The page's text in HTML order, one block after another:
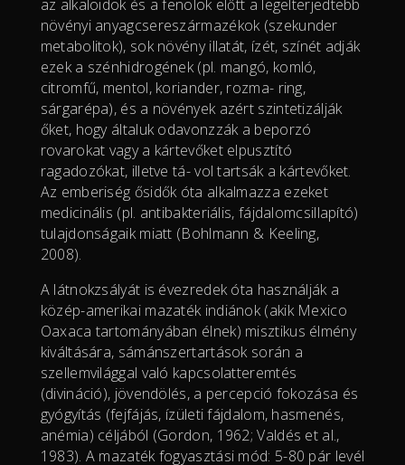
az alkaloidok és a fenolok előtt a legelterjedtebb
növényi anyagcsereszármazékok (szekunder
metabolitok), sok növény illatát, ízét, színét adják
ezek a szénhidrogének (pl. mangó, komló,
citromfű, mentol, koriander, rozma- ring,
sárgarépa), és a növények azért szintetizálják
őket, hogy általuk odavonzzák a beporzó
rovarokat vagy a kártevőket elpusztító
ragadozókat, illetve tá- vol tartsák a kártevőket.
Az emberiség ősidők óta alkalmazza ezeket
medicinális (pl. antibakteriális, fájdalomcsillapító)
tulajdonságaik miatt (Bohlmann & Keeling,
2008).
A látnokzsályát is évezredek óta használják a
közép-amerikai mazaték indiánok (akik Mexico
Oaxaca tartományában élnek) misztikus élmény
kiváltására, sámánszertartások során a
szellemvilággal való kapcsolatteremtés
(divináció), jövendölés, a percepció fokozása és
gyógyítás (fejfájás, ízületi fájdalom, hasmenés,
anémia) céljából (Gordon, 1962; Valdés et al.,
1983). A mazaték fogyasztási mód: 5-80 pár levél